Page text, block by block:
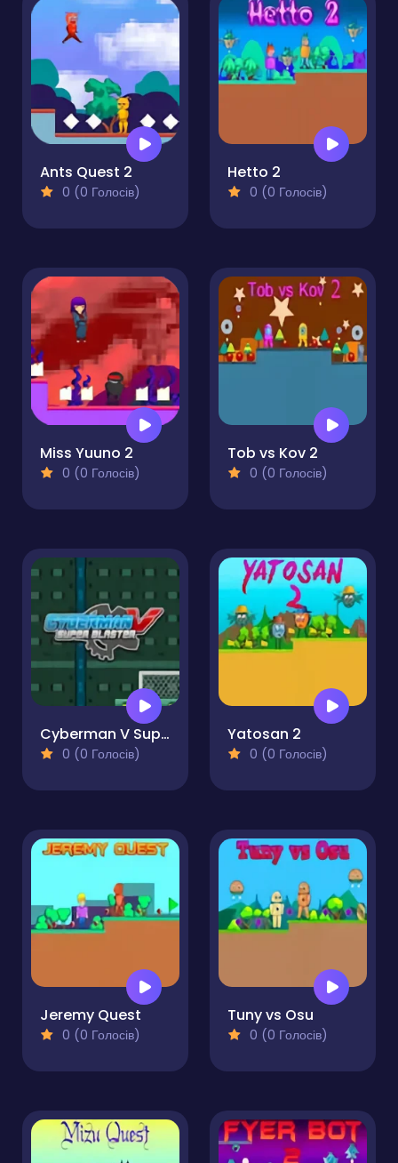
Ants Quest 2
0 (0 Голосів)
Hetto 2
0 (0 Голосів)
Miss Yuuno 2
0 (0 Голосів)
Tob vs Kov 2
0 (0 Голосів)
Cyberman V Super Blaster
0 (0 Голосів)
Yatosan 2
0 (0 Голосів)
Jeremy Quest
0 (0 Голосів)
Tuny vs Osu
0 (0 Голосів)